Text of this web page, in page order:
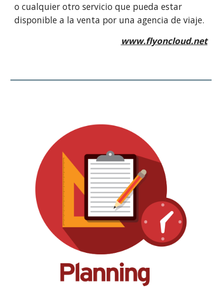
o cualquier otro servicio que pueda estar
disponible a la venta por una agencia de viaje.
www.flyoncloud.net